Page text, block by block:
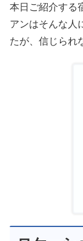
本日ご紹介する
アンはそんな人
たが、信じられ